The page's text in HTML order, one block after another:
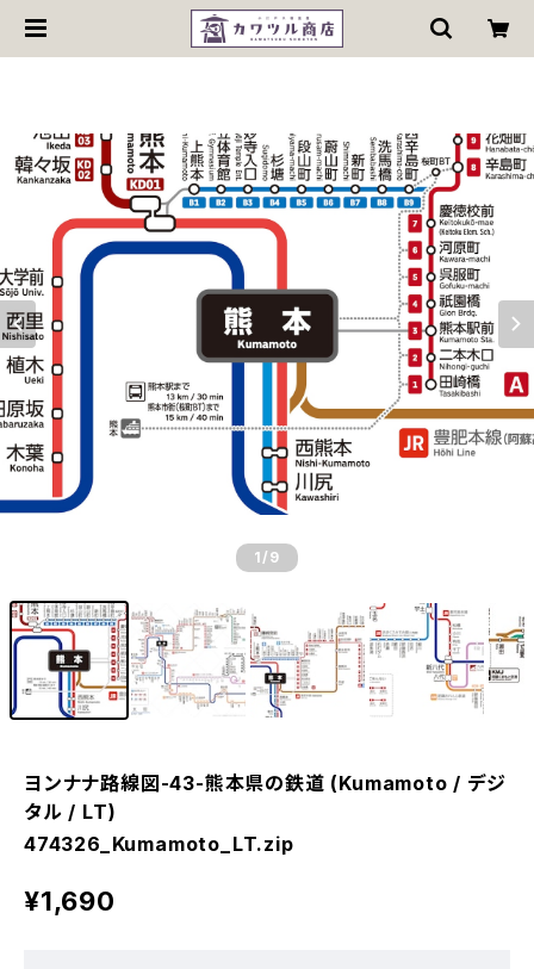
1 /9
ヨンナナ路線図-43-熊本県の鉄道 (Kumamoto / デジ
タル / LT)
474326_Kumamoto_LT.zip
¥1,690